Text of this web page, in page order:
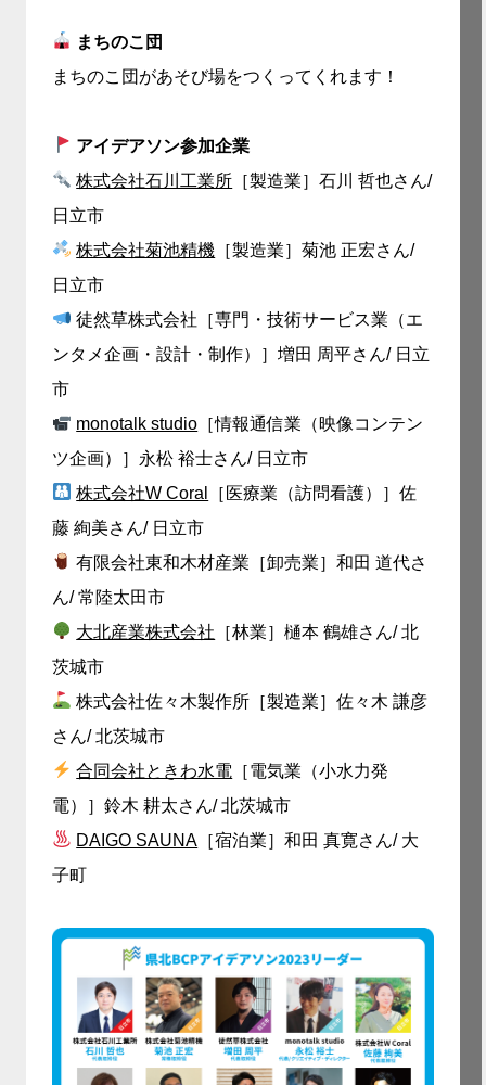
まちのこ団
まちのこ団があそび場をつくってくれます！
アイデアソン参加企業
株式会社石川工業所 ［製造業］石川 哲也さん/
日立市
株式会社菊池精機 ［製造業］菊池 正宏さん/
日立市
徒然草株式会社［専門・技術サービス業（エ
ンタメ企画・設計・制作）］増田 周平さん/ 日立
市
monotalk studio ［情報通信業（映像コンテン
ツ企画）］永松 裕士さん/ 日立市
株式会社W Coral
［医療業（訪問看護）］佐
藤 絢美さん/ 日立市
有限会社東和木材産業［卸売業］和田 道代さ
ん/ 常陸太田市
大北産業株式会社 ［林業］樋本 鶴雄さん/ 北
茨城市
株式会社佐々木製作所［製造業］佐々木 謙彦
さん/ 北茨城市
合同会社ときわ水電 ［電気業（小水力発
電）］鈴木 耕太さん/ 北茨城市
DAIGO SAUNA ［宿泊業］和田 真寛さん/ 大
子町